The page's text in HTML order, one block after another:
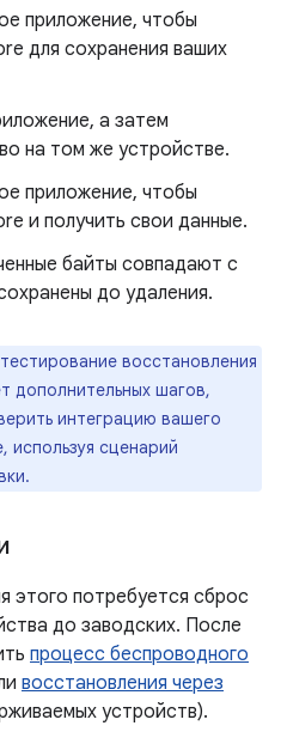
приложение, чтобы
для сохранения ваших
а затем
на том же устройстве.
приложение, чтобы
и получить свои данные.
байты совпадают с
до удаления.
восстановления
дополнительных шагов,
интеграцию вашего
используя сценарий
этого потребуется сброс
до заводских. После
процесс беспроводного
восстановления через
устройств).